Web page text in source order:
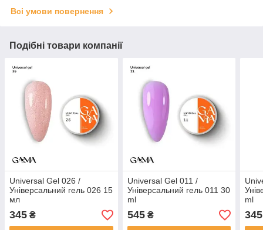
Всі умови повернення
Подібні товари компанії
Universal Gel 026 /
Універсальний гель 026 15
мл
345 ₴
Universal Gel 011 /
Універсальний гель 011 30
ml
545₴
ml
345